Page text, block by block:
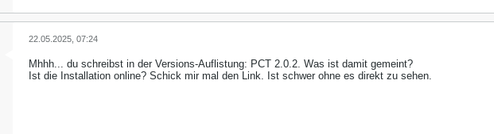
22.05.2025, 07:24
Mhhh... du schreibst in der Versions-Auflistung: PCT 2.0.2. Was ist damit gemeint?
Ist die Installation online? Schick mir mal den Link. Ist schwer ohne es direkt zu sehen.